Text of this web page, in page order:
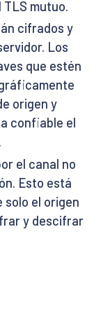
mutuo.
cifrados y
Los
que estén
origen y
confiable el
el canal no
Esto está
solo el origen
y descifrar